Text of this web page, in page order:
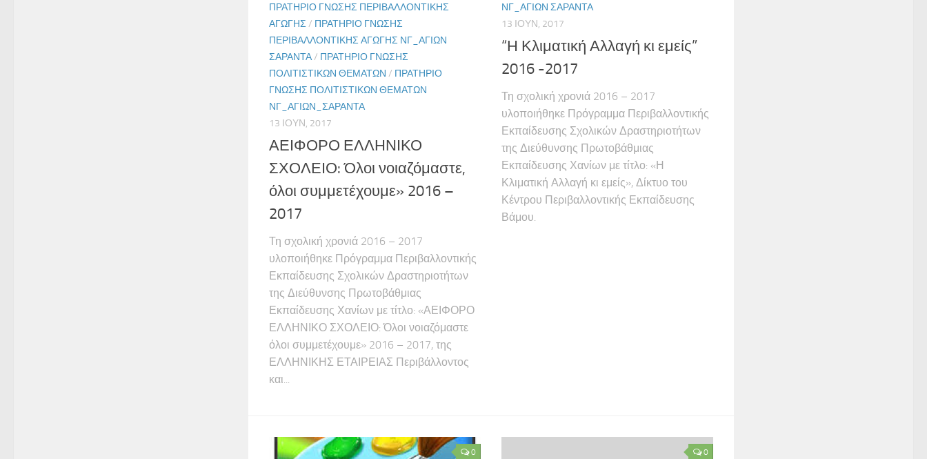
ΠΡΑΤΉΡΙΟ ΓΝΏΣΗΣ ΠΕΡΙΒΑΛΛΟΝΤΙΚΉΣ
ΑΓΩΓΉΣ / ΠΡΑΤΉΡΙΟ ΓΝΏΣΗΣ
ΠΕΡΙΒΑΛΛΟΝΤΙΚΉΣ ΑΓΩΓΉΣ ΝΓ_ΑΓΊΩΝ
ΣΑΡΆΝΤΑ/ ΠΡΑΤΉΡΙΟ ΓΝΏΣΗΣ
ΠΟΛΙΤΙΣΤΙΚΏΝ ΘΕΜΆΤΩΝ / ΠΡΑΤΉΡΙΟ
ΓΝΏΣΗΣ ΠΟΛΙΤΙΣΤΙΚΏΝ ΘΕΜΆΤΩΝ
ΝΓ_ΑΓΊΩΝ_ΣΑΡΆΝΤΑ
13 ΙΟΥΝ, 2017
ΑΕΙΦΟΡΟ ΕΛΛΗΝΙΚΟ
ΣΧΟΛΕΙΟ: Όλοι νοιαζόμαστε,
όλοι συμμετέχουμε» 2016 –
2017
Τη σχολική χρονιά 2016 – 2017
υλοποιήθηκε Πρόγραμμα Περιβαλλοντικής
Εκπαίδευσης Σχολικών Δραστηριοτήτων
της Διεύθυνσης Πρωτοβάθμιας
Εκπαίδευσης Χανίων με τίτλο: «ΑΕΙΦΟΡΟ
ΕΛΛΗΝΙΚΟ ΣΧΟΛΕΙΟ: Όλοι νοιαζόμαστε
όλοι συμμετέχουμε» 2016 – 2017, της
ΕΛΛΗΝΙΚΗΣ ΕΤΑΙΡΕΙΑΣ Περιβάλλοντος
και...
ΝΓ_ΑΓΊΩΝ ΣΑΡΆΝΤΑ
13 ΙΟΥΝ, 2017
“Η Κλιματική Αλλαγή κι εμείς”
2016 -2017
Τη σχολική χρονιά 2016 – 2017
υλοποιήθηκε Πρόγραμμα Περιβαλλοντικής
Εκπαίδευσης Σχολικών Δραστηριοτήτων
της Διεύθυνσης Πρωτοβάθμιας
Εκπαίδευσης Χανίων με τίτλο: «Η
Κλιματική Αλλαγή κι εμείς», Δίκτυο του
Κέντρου Περιβαλλοντικής Εκπαίδευσης
Βάμου.
0 0